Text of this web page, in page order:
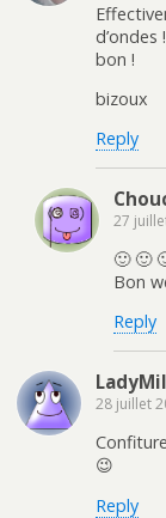
bon !
bizoux
Reply
27
🙂 🙂
Bon
Reply
28 juillet
😉
Reply